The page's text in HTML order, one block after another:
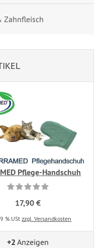
Zahnfleisch
Pflege-Handschuh
17,90 €
% UStzzgl. Versandkosten
+2 Anzeigen